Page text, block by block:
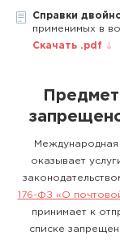
Справки
применимых в
Скачать .pdf
Международная
оказывает
176-ФЗ «О
принимает к
списке